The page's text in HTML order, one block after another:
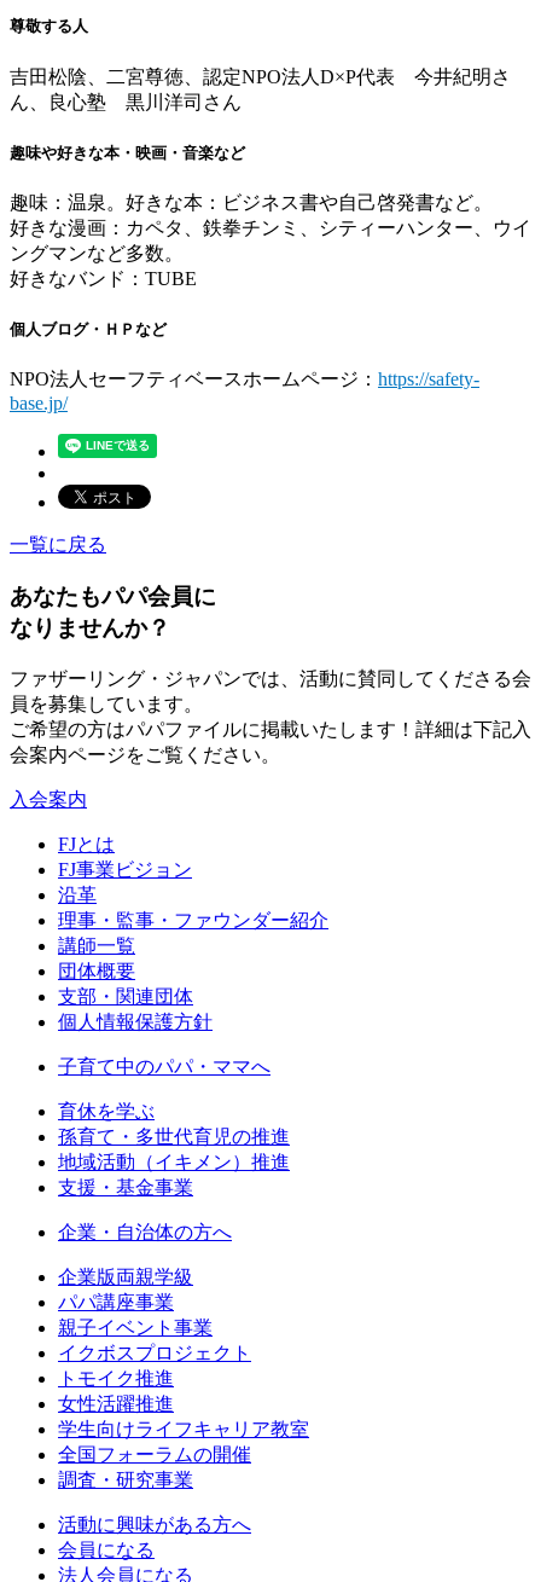
尊敬する人
吉田松陰、二宮尊徳、認定NPO法人D×P代表 今井紀明さ
ん、良心塾 黒川洋司さん
趣味や好きな本・映画・音楽など
趣味：温泉。好きな本：ビジネス書や自己啓発書など。
好きな漫画：カペタ、鉄拳チンミ、シティーハンター、ウイ
ングマンなど多数。
好きなバンド：TUBE
個人ブログ・ＨＰなど
NPO法人セーフティベースホームページ： https://safety-
base.jp/
一覧に戻る
あなたもパパ会員に
なりませんか？
ファザーリング・ジャパンでは、活動に賛同してくださる会
員を募集しています。
ご希望の方はパパファイルに掲載いたします！詳細は下記入
会案内ページをご覧ください。
入会案内
FJとは
FJ事業ビジョン
沿革
理事・監事・ファウンダー紹介
講師一覧
団体概要
支部・関連団体
個人情報保護方針
子育て中のパパ・ママへ
育休を学ぶ
孫育て・多世代育児の推進
地域活動（イキメン）推進
支援・基金事業
企業・自治体の方へ
企業版両親学級
パパ講座事業
親子イベント事業
イクボスプロジェクト
トモイク推進
女性活躍推進
学生向けライフキャリア教室
全国フォーラムの開催
調査・研究事業
活動に興味がある方へ
会員になる
法人会員になる